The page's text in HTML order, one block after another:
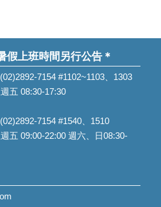
假上班時間另行公告＊
7154 #1102~1103、1303
五 08:30-17:30
7154 #1540、1510
五 09:00-22:00 週六、日08:30-